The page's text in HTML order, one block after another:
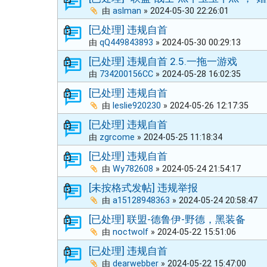
由 aslman » 2024-05-30 22:26:01
[已处理] 违规自首
由 qQ449843893 » 2024-05-30 00:29:13
[已处理] 违规自首 2.5.一拖一游戏
由 734200156CC » 2024-05-28 16:02:35
[已处理] 违规自首
由 leslie920230 » 2024-05-26 12:17:35
[已处理] 违规自首
由 zgrcome » 2024-05-25 11:18:34
[已处理] 违规自首
由 Wy782608 » 2024-05-24 21:54:17
[未按格式发帖] 违规举报
由 a15128948363 » 2024-05-24 20:58:47
[已处理] 联盟-德鲁伊-野德，黑装备
由 noctwolf » 2024-05-22 15:51:06
[已处理] 违规自首
由 dearwebber » 2024-05-22 15:47:00